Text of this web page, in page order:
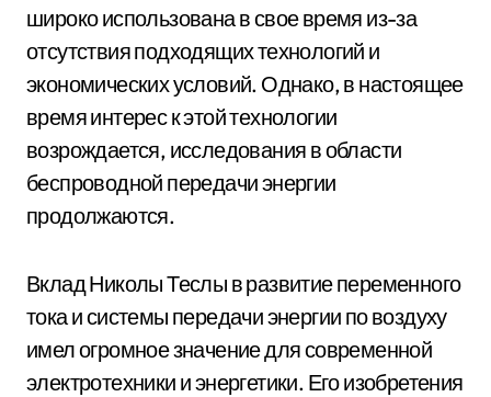
широко использована в свое время из-за
отсутствия подходящих технологий и
экономических условий. Однако, в настоящее
время интерес к этой технологии
возрождается, исследования в области
беспроводной передачи энергии
продолжаются.
Вклад Николы Теслы в развитие переменного
тока и системы передачи энергии по воздуху
имел огромное значение для современной
электротехники и энергетики. Его изобретения